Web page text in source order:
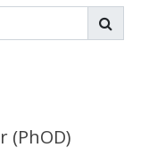
(PhOD)